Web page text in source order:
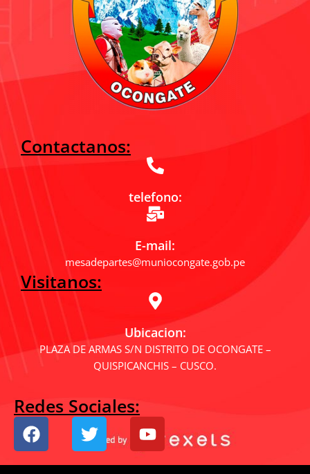
Contactanos:
telefono:
E-mail:
mesadepartes@muniocongate.gob.pe
Visitanos:
Ubicacion:
PLAZA DE ARMAS S/N DISTRITO DE OCONGATE –
QUISPICANCHIS – CUSCO.
Redes Sociales:
F
a
T
w
Y
o